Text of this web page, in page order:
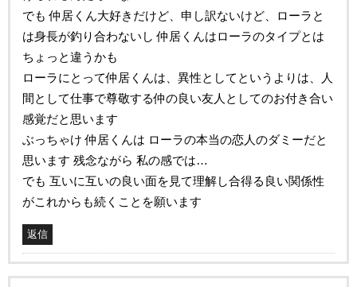
でも 仲居くん大好きだけど、申し訳ないけど、ローラと
は身長が釣り合わないし 仲居くんはローラのタイプとは
ちょっと違うかも
ローラにとって仲居くんは、異性としてというよりは、人
間として仕事で尊敬する仲の良い友人としてのお付き合い
感覚だと思います
ぶっちゃけ 仲居くんは ローラの本当の恋人のダミーだと
思います 残念ながら 私の感では…
でも 互いに互いの良い面を見て理解し合得る良い関係性
がこれからも続くことを願います
返信